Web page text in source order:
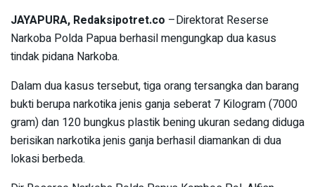
JAYAPURA, Redaksipotret.co –Direktorat Reserse
Narkoba Polda Papua berhasil mengungkap dua kasus
tindak pidana Narkoba.
Dalam dua kasus tersebut, tiga orang tersangka dan barang
bukti berupa narkotika jenis ganja seberat 7 Kilogram (7000
gram) dan 120 bungkus plastik bening ukuran sedang diduga
berisikan narkotika jenis ganja berhasil diamankan di dua
lokasi berbeda.